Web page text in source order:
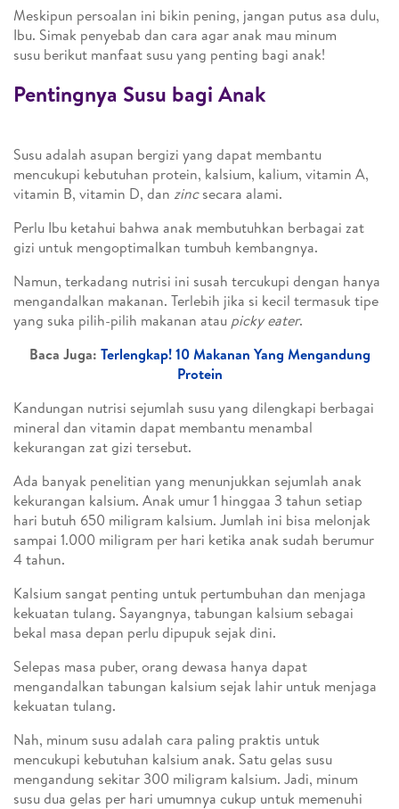
Meskipun persoalan ini bikin pening, jangan putus asa dulu,
Ibu. Simak penyebab dan cara agar anak mau minum
susu berikut manfaat susu yang penting bagi anak!
Pentingnya Susu bagi Anak
Susu adalah asupan bergizi yang dapat membantu
mencukupi kebutuhan protein, kalsium, kalium, vitamin A,
vitamin B, vitamin D, dan zincsecara alami.
Perlu Ibu ketahui bahwa anak membutuhkan berbagai zat
gizi untuk mengoptimalkan tumbuh kembangnya.
Namun, terkadang nutrisi ini susah tercukupi dengan hanya
mengandalkan makanan. Terlebih jika si kecil termasuk tipe
yang suka pilih-pilih makanan atau picky eater.
Baca Juga: Terlengkap! 10 Makanan Yang Mengandung
Protein
Kandungan nutrisi sejumlah susu yang dilengkapi berbagai
mineral dan vitamin dapat membantu menambal
kekurangan zat gizi tersebut.
Ada banyak penelitian yang menunjukkan sejumlah anak
kekurangan kalsium. Anak umur 1 hinggaa 3 tahun setiap
hari butuh 650 miligram kalsium. Jumlah ini bisa melonjak
sampai 1.000 miligram per hari ketika anak sudah berumur
4 tahun.
Kalsium sangat penting untuk pertumbuhan dan menjaga
kekuatan tulang. Sayangnya, tabungan kalsium sebagai
bekal masa depan perlu dipupuk sejak dini.
Selepas masa puber, orang dewasa hanya dapat
mengandalkan tabungan kalsium sejak lahir untuk menjaga
kekuatan tulang.
Nah, minum susu adalah cara paling praktis untuk
mencukupi kebutuhan kalsium anak. Satu gelas susu
mengandung sekitar 300 miligram kalsium. Jadi, minum
susu dua gelas per hari umumnya cukup untuk memenuhi